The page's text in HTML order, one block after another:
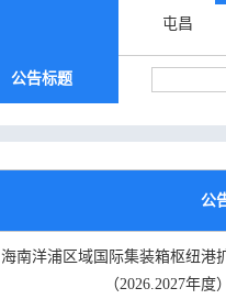
屯昌
公告标题
公
海南洋浦区域国际集装箱枢纽港
（2026.2027年